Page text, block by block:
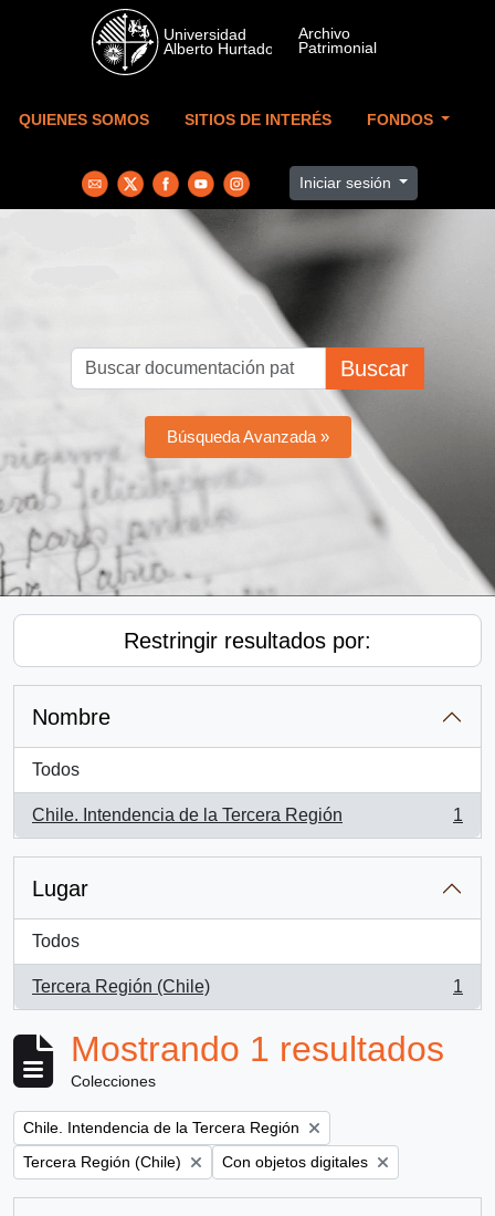
Skip to main content
QUIENES SOMOS SITIOS DE INTERÉS FONDOS
Iniciar sesión
Buscar
Búsqueda Avanzada »
Restringir resultados por:
Nombre
Todos
Chile. Intendencia de la Tercera Región
, 1 resultados
1
Lugar
Todos
Tercera Región (Chile)
, 1 resultados
1
Mostrando 1 resultados
Colecciones
Remove filter:
Chile. Intendencia de la Tercera Región
Remove filter:
Tercera Región (Chile) Remove filter:
Con objetos digitales